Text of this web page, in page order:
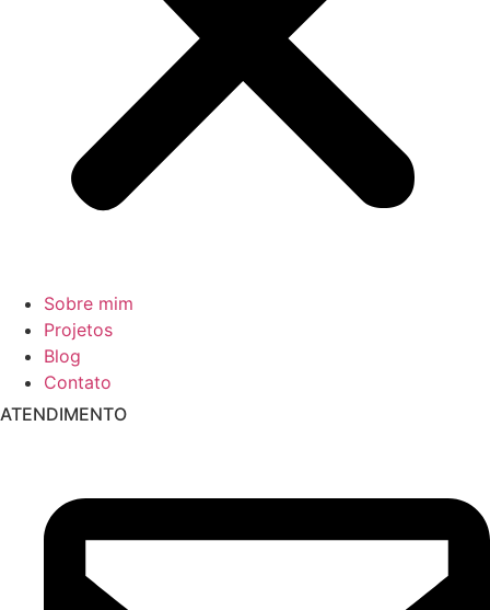
Sobre mim
Projetos
Blog
Contato
ATENDIMENTO